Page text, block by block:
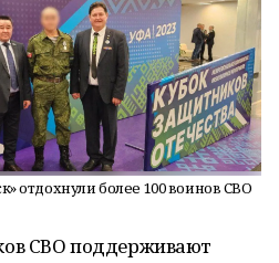
отдохнули более 100 воинов СВО
СВО поддерживают